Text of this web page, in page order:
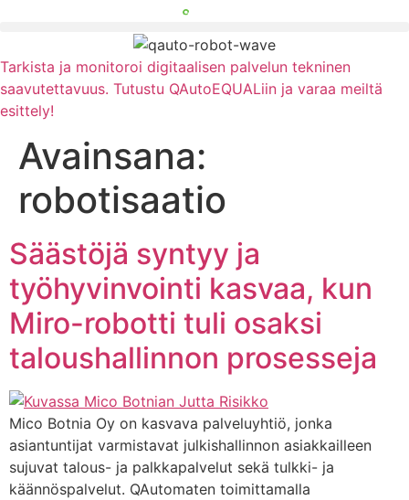
Tarkista ja monitoroi digitaalisen palvelun tekninen
saavutettavuus. Tutustu QAutoEQUALiin ja varaa meiltä
esittely!
Avainsana:
robotisaatio
Säästöjä syntyy ja
työhyvinvointi kasvaa, kun
Miro-robotti tuli osaksi
taloushallinnon prosesseja
Mico Botnia Oy on kasvava palveluyhtiö, jonka
asiantuntijat varmistavat julkishallinnon asiakkailleen
sujuvat talous- ja palkkapalvelut sekä tulkki- ja
käännöspalvelut. QAutomaten toimittamalla